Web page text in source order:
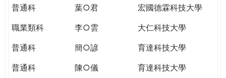
普通科
葉○君
宏國德霖科技大學
職業類科
李○雲
大仁科技大學
普通科
簡○諺
育達科技大學
普通科
陳○儀
育達科技大學